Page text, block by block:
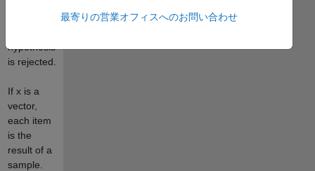
hypothesis
is rejected.
If x is a
vector,
each item
is the
result of a
sample.
最寄りの営業オフィスへのお問い合わせ